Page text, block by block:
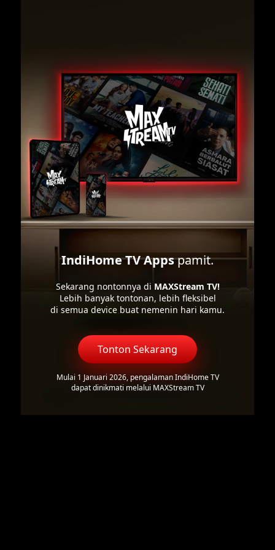
IndiHome TV Appspamit.
Sekarang nontonnya di MAXStream TV!
Lebih banyak tontonan, lebih fleksibel
di semua device buat nemenin hari kamu.
Tonton Sekarang
Mulai 1 Januari 2026, pengalaman IndiHome TV
dapat dinikmati melalui MAXStream TV